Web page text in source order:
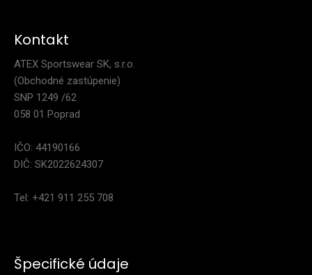
Dámske cyklistické nohavice GABI so širokou gumou
Kontakt
ATEX Sportswear SK, s.r.o.
(Obchodné zastúpenie)
SNP 1249 /62
058 01 Poprad
IČO: 44190166
DIČ: SK2022624307
Tel: +421 911 255 708
Špecifické údaje